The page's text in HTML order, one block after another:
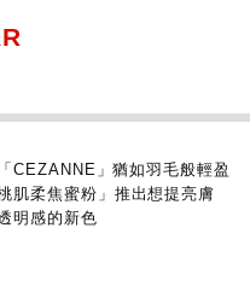
CEZANNE」猶如羽毛般輕盈
肌柔焦蜜粉」推出想提亮膚
明感的新色